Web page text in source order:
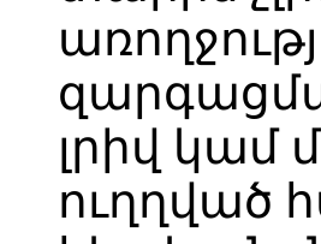
լրիվ կամ
ուղղված